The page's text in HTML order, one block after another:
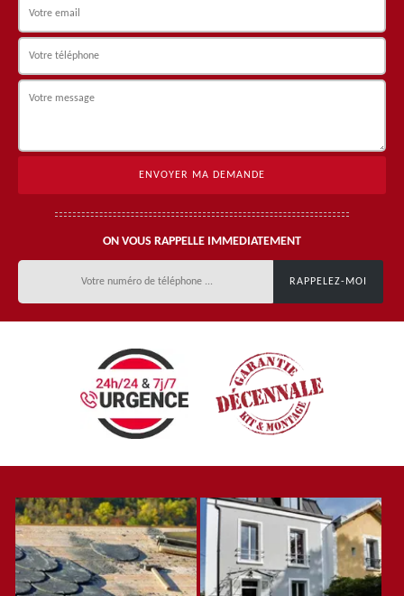
ON VOUS RAPPELLE IMMEDIATEMENT